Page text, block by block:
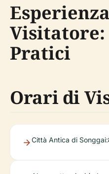
Visitatore:
Pratici
Orari di
Città Antica di Songgai: